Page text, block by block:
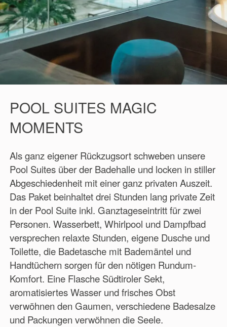
POOL SUITES MAGIC
MOMENTS
Als ganz eigener Rückzugsort schweben unsere
Pool Suites über der Badehalle und locken in stiller
Abgeschiedenheit mit einer ganz privaten Auszeit.
Das Paket beinhaltet drei Stunden lang private Zeit
in der Pool Suite inkl. Ganztageseintritt für zwei
Personen. Wasserbett, Whirlpool und Dampfbad
versprechen relaxte Stunden, eigene Dusche und
Toilette, die Badetasche mit Bademäntel und
Handtüchern sorgen für den nötigen Rundum-
Komfort. Eine Flasche Südtiroler Sekt,
aromatisiertes Wasser und frisches Obst
verwöhnen den Gaumen, verschiedene Badesalze
und Packungen verwöhnen die Seele.